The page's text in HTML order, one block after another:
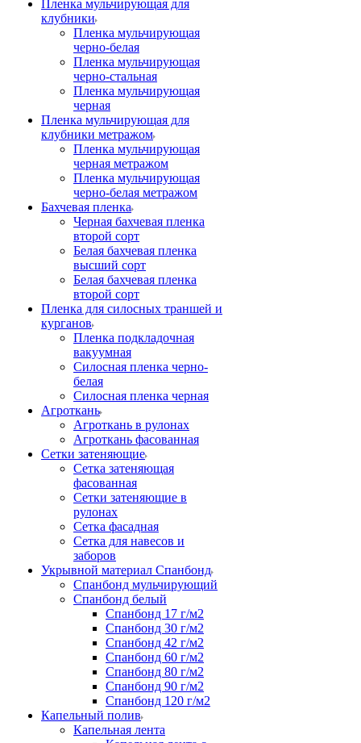
Пленка мульчирующая для
клубники
Пленка мульчирующая
черно-белая
Пленка мульчирующая
черно-стальная
Пленка мульчирующая
черная
Пленка мульчирующая для
клубники метражом
Пленка мульчирующая
черная метражом
Пленка мульчирующая
черно-белая метражом
Бахчевая пленка
Черная бахчевая пленка
второй сорт
Белая бахчевая пленка
высший сорт
Белая бахчевая пленка
второй сорт
Пленка для силосных траншей и
курганов
Пленка подкладочная
вакуумная
Силосная пленка черно-
белая
Силосная пленка черная
Агроткань
Агроткань в рулонах
Агроткань фасованная
Сетки затеняющие
Сетка затеняющая
фасованная
Сетки затеняющие в
рулонах
Сетка фасадная
Сетка для навесов и
заборов
Укрывной материал Спанбонд
Спанбонд мульчирующий
Спанбонд белый
Спанбонд 17 г/м2
Спанбонд 30 г/м2
Спанбонд 42 г/м2
Спанбонд 60 г/м2
Спанбонд 80 г/м2
Спанбонд 90 г/м2
Спанбонд 120 г/м2
Капельный полив
Капельная лента